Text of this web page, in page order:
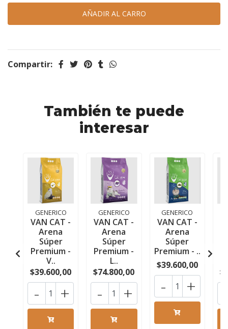
Compartir:
También te puede
interesar
GENERICO
VAN CAT -
Arena
Súper
Premium -
V..
$39.600,00
- +
GENERICO
VAN CAT -
Arena
Súper
Premium -
L..
$74.800,00
- +
GENERICO
VAN CAT -
Arena
Súper
Premium - ..
$39.600,00
- +